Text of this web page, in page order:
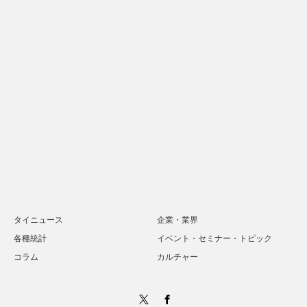
タイニュース
企業・業界
各種統計
イベント・セミナー・トピック
コラム
カルチャー